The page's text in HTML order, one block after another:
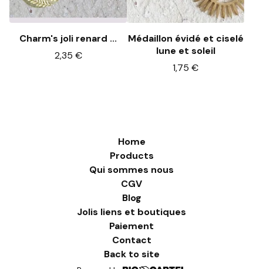
Charm's joli renard ...
2,35 €
Médaillon évidé et ciselé
lune et soleil
1,75 €
Home
Products
Qui sommes nous
CGV
Blog
Jolis liens et boutiques
Paiement
Contact
Back to site